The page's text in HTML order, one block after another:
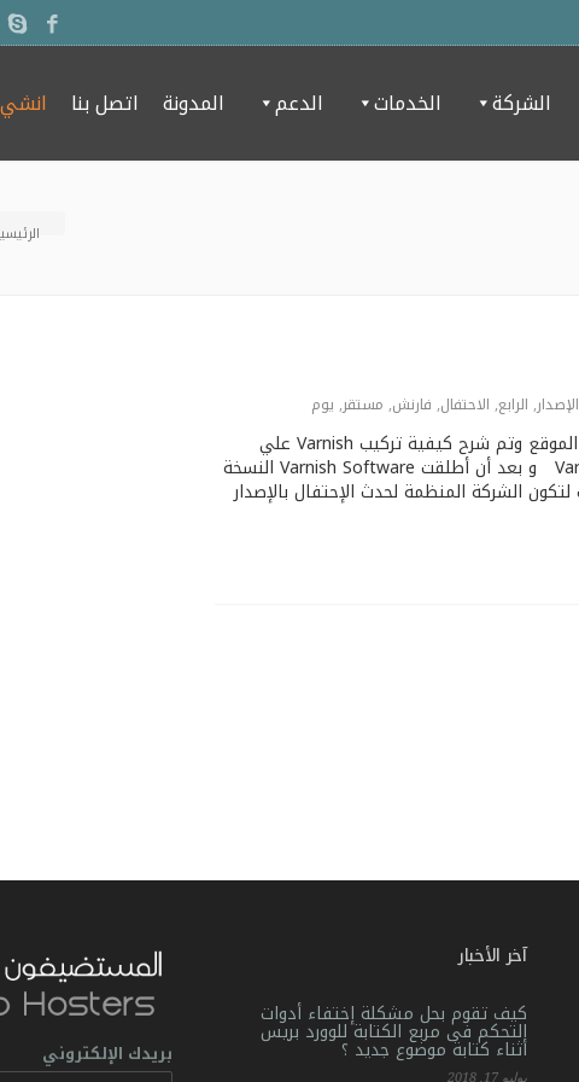
الشركة الخدمات الدعم المدونة اتصل بنا
الإصدار, الرابع, اﻻحتفال, فارنش, مستقر, يوم
عرضنا معا في مقالة سابقة عن الـ Varnish وما يقوم به من تحسين كبير لأداء الموقع وتم شرح كيفية تركيب Varnish علي
سيرفرك وتشغيله علي البورت 80 كيفية تنصيب Varnish Cache Web Accelerator و بعد أن أطلقت Varnish Software النسخة
آخر الأخبار
كيف تقوم بحل مشكلة إختفاء أدوات
التحكم فى مربع الكتابة للوورد بريس
أثناء كتابة موضوع جديد ؟
يوليو 17, 2018
بريدك الإلكتروني